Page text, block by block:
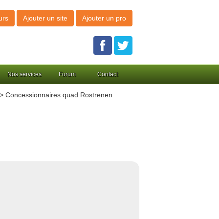
Ajouter un site Ajouter un pro
Nos services Forum Contact
> Concessionnaires quad Rostrenen